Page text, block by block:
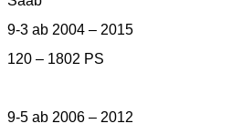
9-3 ab 2004 – 2015
120 – 1802 PS
9-5 ab 2006 – 2012